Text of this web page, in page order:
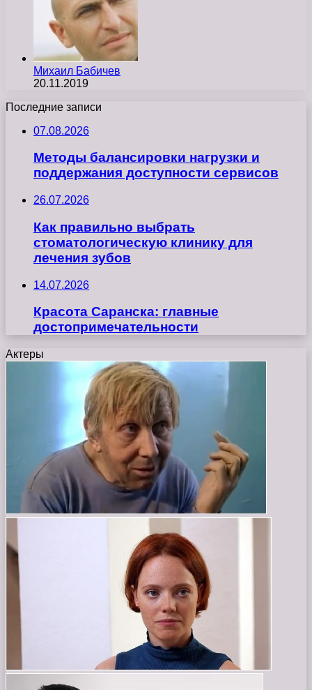
Михаил Бабичев
20.11.2019
Последние записи
07.08.2026
Методы балансировки нагрузки и
поддержания доступности сервисов
26.07.2026
Как правильно выбрать
стоматологическую клинику для
лечения зубов
14.07.2026
Красота Саранска: главные
достопримечательности
Актеры